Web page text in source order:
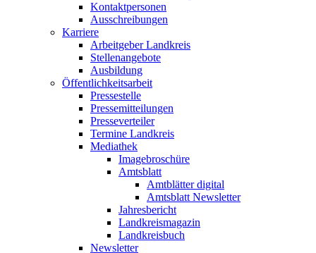
Kontaktpersonen
Ausschreibungen
Karriere
Arbeitgeber Landkreis
Stellenangebote
Ausbildung
Öffentlichkeitsarbeit
Pressestelle
Pressemitteilungen
Presseverteiler
Termine Landkreis
Mediathek
Imagebroschüre
Amtsblatt
Amtblätter digital
Amtsblatt Newsletter
Jahresbericht
Landkreismagazin
Landkreisbuch
Newsletter